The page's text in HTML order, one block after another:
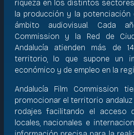
riqueza en los distintos
la producción y la potenciación
ámbito audiovisual. Cada
Commission y la Red de
Andalucía atienden más de
territorio, lo que supone un
económico y de empleo en la
Andalucía Film Commission
promocionar el territorio
rodajes facilitando el acceso
locales, nacionales e